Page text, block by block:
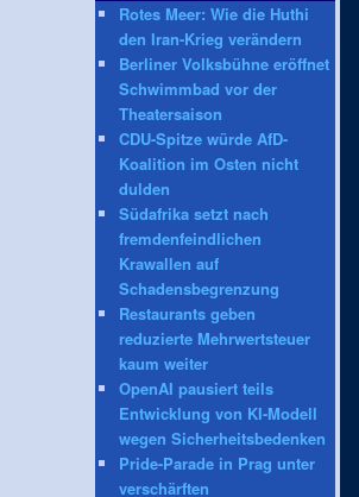
Rotes Meer: Wie die Huthi
den Iran-Krieg verändern
Berliner Volksbühne eröffnet
Schwimmbad vor der
Theatersaison
CDU-Spitze würde AfD-
Koalition im Osten nicht
dulden
Südafrika setzt nach
fremdenfeindlichen
Krawallen auf
Schadensbegrenzung
Restaurants geben
reduzierte Mehrwertsteuer
kaum weiter
OpenAI pausiert teils
Entwicklung von KI-Modell
wegen Sicherheitsbedenken
Pride-Parade in Prag unter
verschärften